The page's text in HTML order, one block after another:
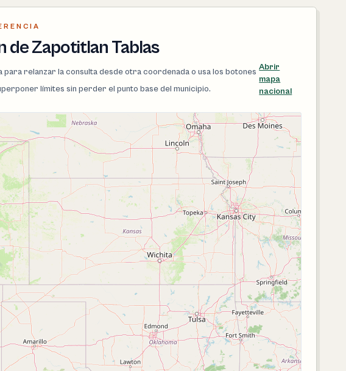
de Zapotitlan Tablas
para relanzar la consulta desde otra coordenada o usa los botones
límites sin perder el punto base del municipio.
Abrir
mapa
nacional